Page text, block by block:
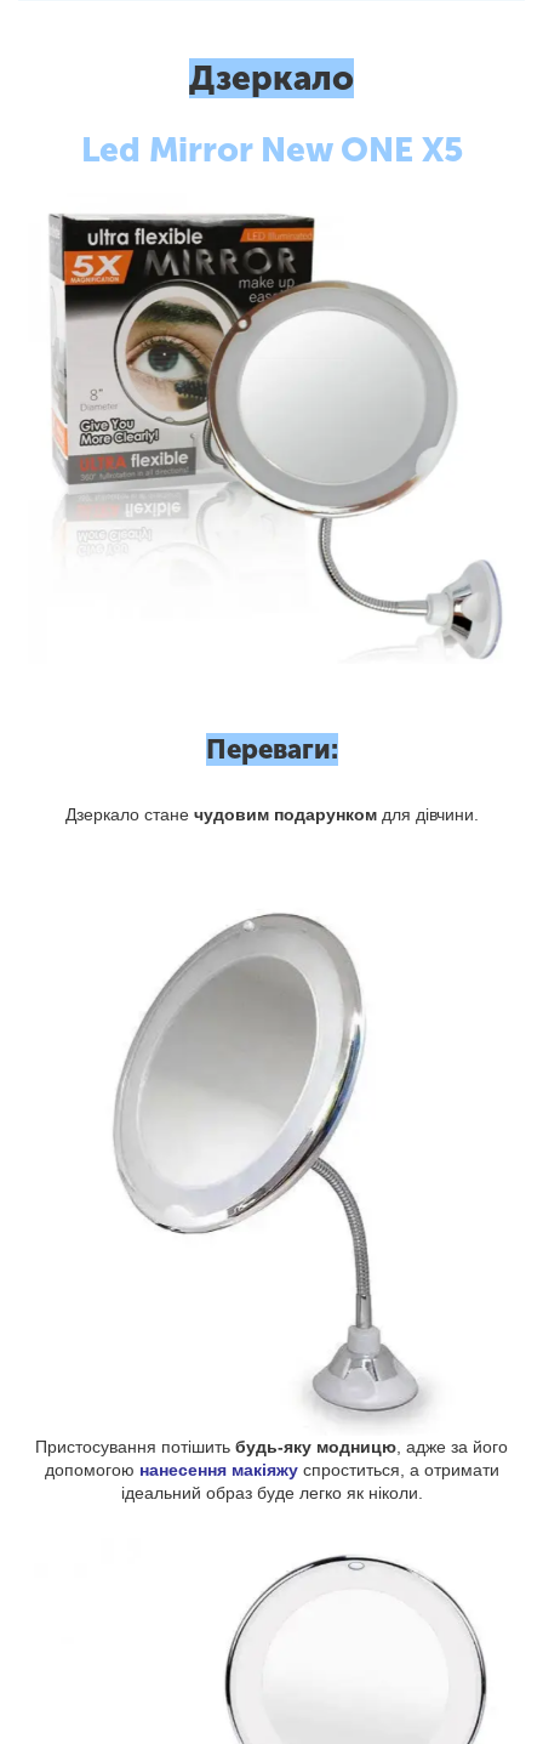
Дзеркало
Led Mirror New ONE X5
Переваги:
Дзеркало стане чудовим подарункомдля дівчини.
Пристосування потішить будь-яку модницю, адже за його
допомогою нанесення макіяжуспроститься, а отримати
ідеальний образ буде легко як ніколи.